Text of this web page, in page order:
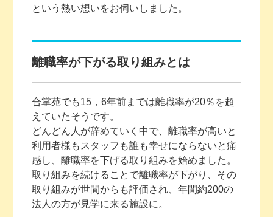
という熱い想いをお伺いしました。
離職率が下がる取り組みとは
合掌苑でも15，6年前までは離職率が20％を超
えていたそうです。
どんどん人が辞めていく中で、離職率が高いと
利用者様もスタッフも誰も幸せにならないと痛
感し、離職率を下げる取り組みを始めました。
取り組みを続けることで離職率が下がり、その
取り組みが世間からも評価され、年間約200の
法人の方が見学に来る施設に。